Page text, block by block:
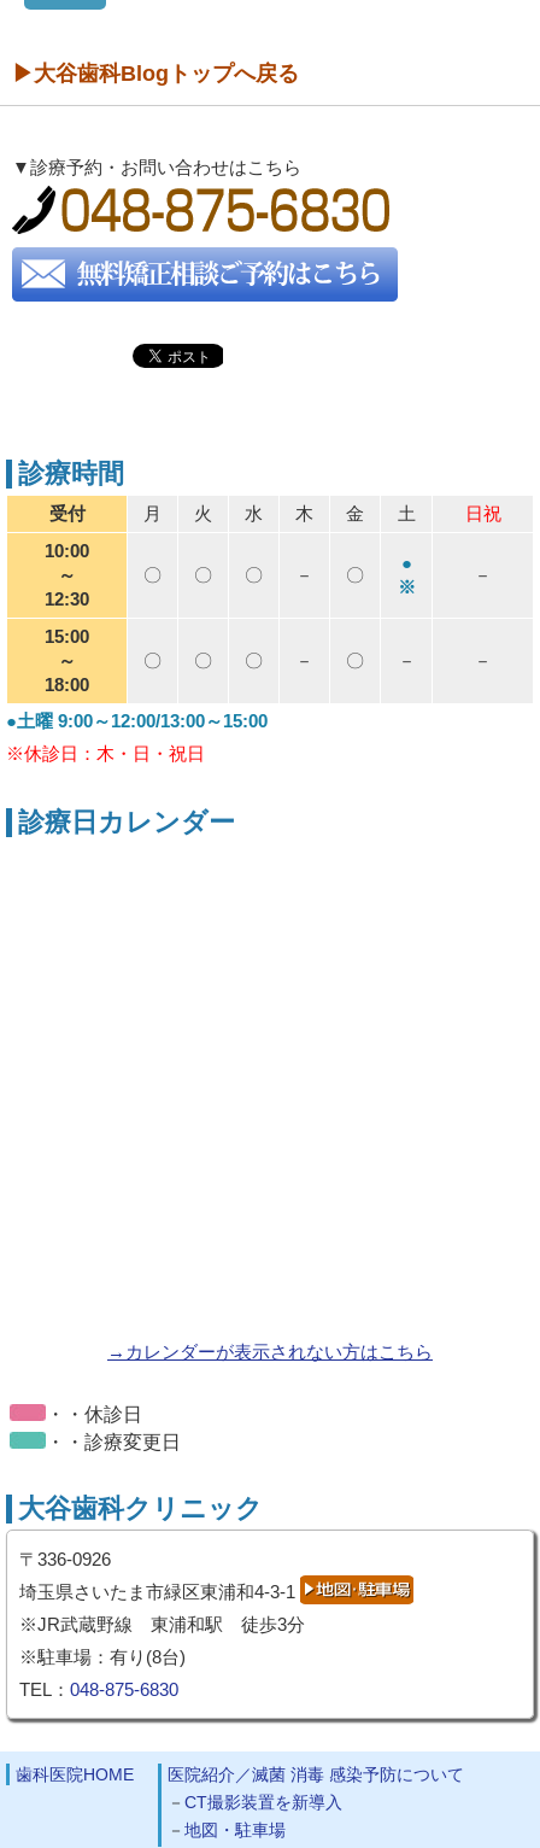
▶大谷歯科Blogトップへ戻る
▼診療予約・お問い合わせはこちら
診療時間
受付 月 火 水 木 金 土
日祝
10:00
～
12:30
〇 〇 〇 － 〇
●
※
－
15:00
～
18:00
〇 〇 〇 － 〇 － －
●土曜 9:00～12:00/13:00～15:00
※休診日：木・日・祝日
診療日カレンダー
→カレンダーが表示されない方はこちら
・・休診日
・・診療変更日
大谷歯科クリニック
〒336-0926
埼玉県さいたま市緑区東浦和4-3-1
※JR武蔵野線 東浦和駅 徒歩3分
※駐車場：有り(8台)
TEL： 048-875-6830
歯科医院HOME
医院紹介／滅菌 消毒 感染予防について
CT撮影装置を新導入
地図・駐車場